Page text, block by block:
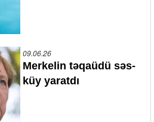
09.06.26
Merkelin təqaüdü səs-
küy yaratdı